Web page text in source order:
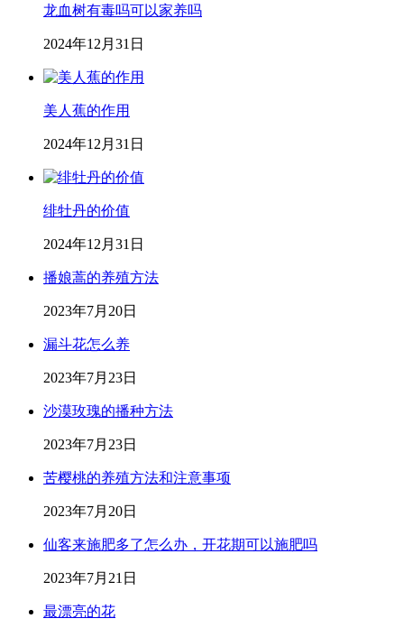
龙血树有毒吗可以家养吗
2024年12月31日
美人蕉的作用
2024年12月31日
绯牡丹的价值
2024年12月31日
播娘蒿的养殖方法
2023年7月20日
漏斗花怎么养
2023年7月23日
沙漠玫瑰的播种方法
2023年7月23日
苦樱桃的养殖方法和注意事项
2023年7月20日
仙客来施肥多了怎么办，开花期可以施肥吗
2023年7月21日
最漂亮的花